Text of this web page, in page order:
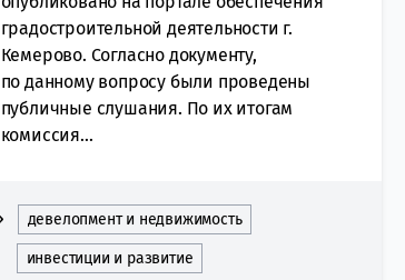
градостроительной деятельности г.
Кемерово. Согласно документу,
по данному вопросу были проведены
публичные слушания. По их итогам
комиссия...
девелопмент и недвижимость
инвестиции и развитие